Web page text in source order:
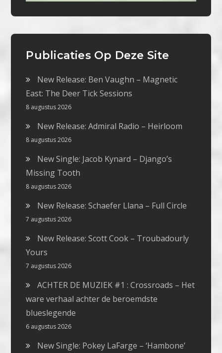
Publicaties Op Deze Site
New Release: Ben Vaughn – Magnetic
East: The Deer Tick Sessions
8 augustus 2026
New Release: Admiral Radio – Heirloom
8 augustus 2026
New Single: Jacob Kynard – Django’s
Missing Tooth
8 augustus 2026
New Release: Schaefer Llana – Full Circle
7 augustus 2026
New Release: Scott Cook – Troubadourly
Yours
7 augustus 2026
ACHTER DE MUZIEK #1 : Crossroads – Het
ware verhaal achter de beroemdste
blueslegende
6 augustus 2026
New Single: Pokey LaFarge – ‘Hambone’